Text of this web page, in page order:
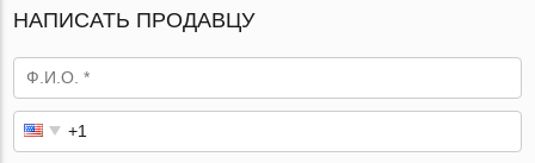
НАПИСАТЬ ПРОДАВЦУ